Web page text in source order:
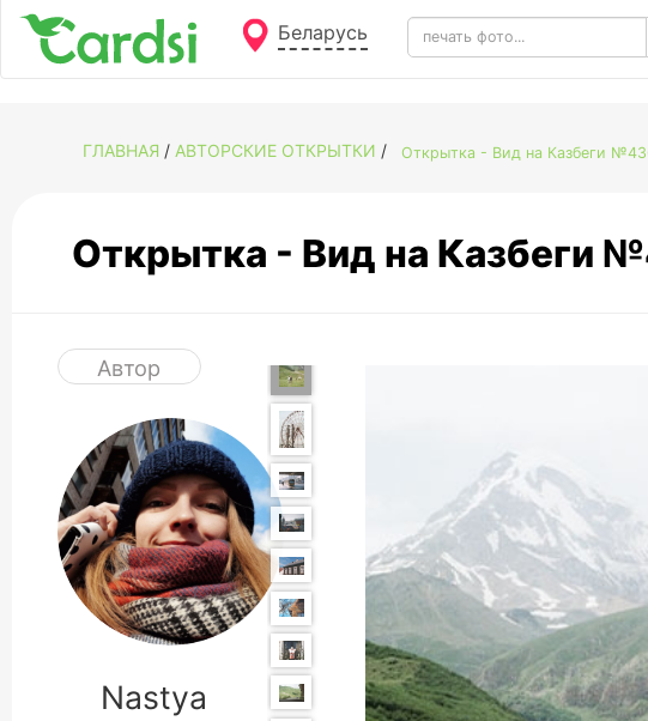
Беларусь
ГЛАВНАЯ / АВТОРСКИЕ ОТКРЫТКИ / Открытка - Вид на Казбеги
Открытка - Вид на Казбеги
Автор
Nastya